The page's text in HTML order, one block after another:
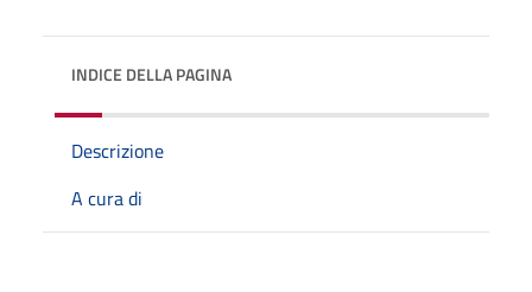
INDICE DELLA PAGINA
Descrizione
A cura di